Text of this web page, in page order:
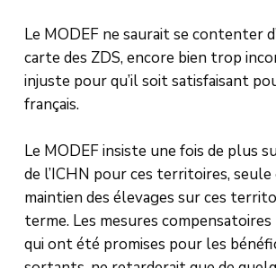
Le MODEF ne saurait se contenter
carte des ZDS, encore bien trop
injuste pour qu’il soit satisfaisant
français.
Le MODEF insiste une fois de plus
de l’ICHN pour ces territoires,
maintien des élevages sur ces
terme. Les mesures
qui ont été promises pour les